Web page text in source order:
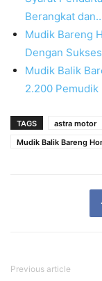
Berangkat
Mudik Bareng
Dengan
Mudik Balik
2.200 Pemudik
TAGS astra motor
Mudik Balik Bareng
Previous article